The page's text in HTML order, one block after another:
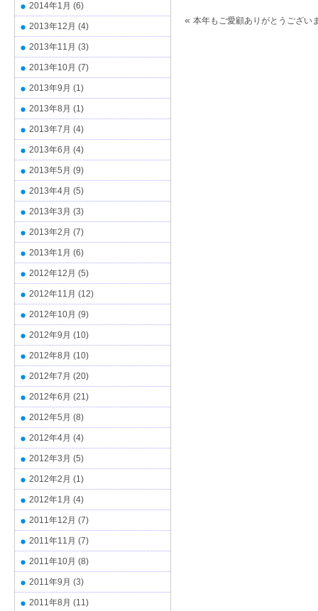
« 本年もご愛顧ありがとうござい
2014年1月 (6)
2013年12月 (4)
2013年11月 (3)
2013年10月 (7)
2013年9月 (1)
2013年8月 (1)
2013年7月 (4)
2013年6月 (4)
2013年5月 (9)
2013年4月 (5)
2013年3月 (3)
2013年2月 (7)
2013年1月 (6)
2012年12月 (5)
2012年11月 (12)
2012年10月 (9)
2012年9月 (10)
2012年8月 (10)
2012年7月 (20)
2012年6月 (21)
2012年5月 (8)
2012年4月 (4)
2012年3月 (5)
2012年2月 (1)
2012年1月 (4)
2011年12月 (7)
2011年11月 (7)
2011年10月 (8)
2011年9月 (3)
2011年8月 (11)